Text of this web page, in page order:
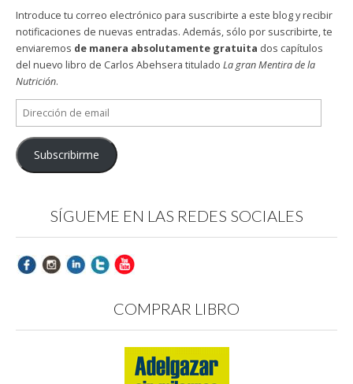
Introduce tu correo electrónico para suscribirte a este blog y recibir
notificaciones de nuevas entradas. Además, sólo por suscribirte, te
enviaremos de manera absolutamente gratuita dos capítulos
del nuevo libro de Carlos Abehsera titulado La gran Mentira de la
Nutrición.
Dirección
de
email
Subscribirme
SÍGUEME EN LAS REDES SOCIALES
COMPRAR LIBRO